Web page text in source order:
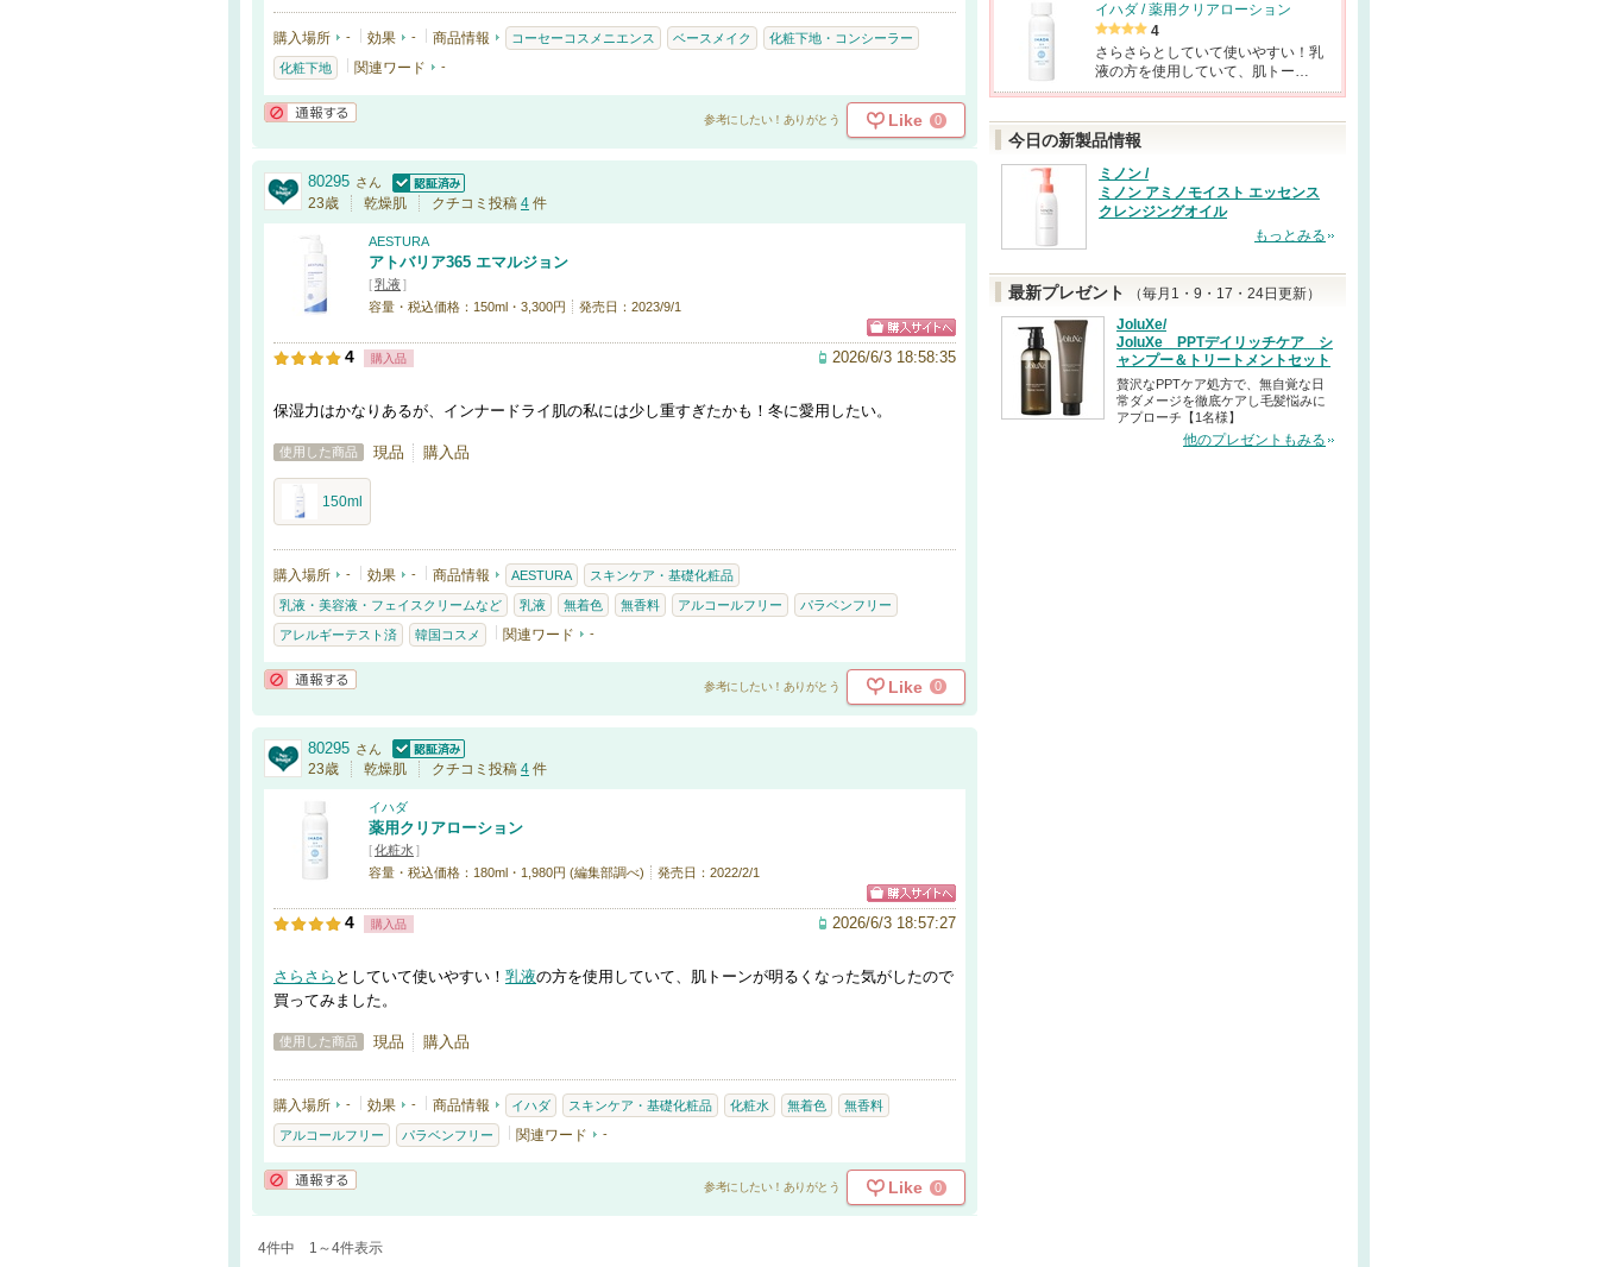
購入場所 - 効果 - 商品情報 コーセーコスメニエンス ベースメイク 化粧下地・コンシーラー
化粧下地 関連ワード -
参考にしたい！ありがとう Like 0
80295 さん
認証済
23歳 乾燥肌 クチコミ投稿 4 件
AESTURA
アトバリア365 エマルジョン
[乳液]
容量・税込価格：150ml・3,300円
発売日：2023/9/1
4 購入品 2026/6/3 18:58:35
保湿力はかなりあるが、インナードライ肌の私には少し重すぎたかも！冬に愛用したい。
使用した商品 現品 購入品
150ml
購入場所 - 効果 - 商品情報 AESTURA スキンケア・基礎化粧品
乳液・美容液・フェイスクリームなど 乳液 無着色 無香料 アルコールフリー パラベンフリー
アレルギーテスト済 韓国コスメ 関連ワード -
参考にしたい！ありがとう Like 0
80295 さん
認証済
23歳 乾燥肌 クチコミ投稿 4 件
イハダ
薬用クリアローション
[化粧水 ]
容量・税込価格：180ml・1,980円 (編集部調べ)
発売日：2022/2/1
4 購入品 2026/6/3 18:57:27
さらさら としていて使いやすい！ 乳液の方を使用していて、肌トーンが明るくなった気がしたので
買ってみました。
使用した商品 現品 購入品
購入場所 - 効果 - 商品情報 イハダ スキンケア・基礎化粧品 化粧水 無着色 無香料
アルコールフリー パラベンフリー 関連ワード -
参考にしたい！ありがとう Like 0
4件中 1～4件表示
イハダ / 薬用クリアローション
4
さらさらとしていて使いやすい！乳
液の方を使用していて、肌トー…
今日の新製品情報
ミノン /
ミノン アミノモイスト エッセンス
クレンジングオイル
もっとみる
最新プレゼント
（毎月1・9・17・24日更新）
JoluXe/
JoluXe PPTデイリッチケア シ
ャンプー＆トリートメントセット
贅沢なPPTケア処方で、無自覚な日
常ダメージを徹底ケアし毛髪悩みに
アプローチ【1名様】
他のプレゼントもみる